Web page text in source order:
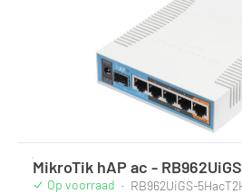
MikroTik hAP ac -
Op voorraad · RB962UiGS-